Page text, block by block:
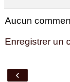
Aucun
Enregistrer un
‹